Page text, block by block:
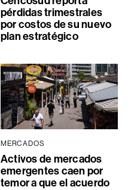
pérdidas trimestrales
por costos de su nuevo
plan estratégico
MERCADOS
Activos de mercados
emergentes caen por
temor a que el acuerdo